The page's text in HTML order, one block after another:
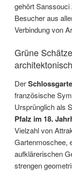
gehört Sanssouci
Besucher aus
Verbindung von
Grüne
Der
französische
Ursprünglich als
Pfalz im 18.
Vielzahl von
Gartenmoschee,
aufklärerischen
strengen